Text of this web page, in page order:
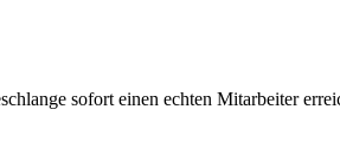
sofort einen echten Mitarbeiter